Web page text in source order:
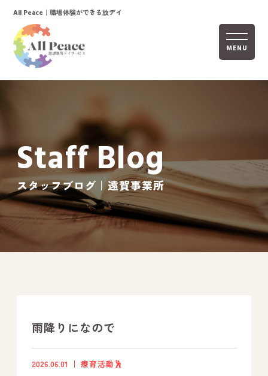
MENU
ホーム
活動内容
ご利用までの流れ
採用情報
自己評価表
社内行事
All Peace ｜職場体験ができる放デイ
Staff Blog
スタッフブログ｜遠賀事業所
雨降りになので
2026.06.01 療育活動🕺